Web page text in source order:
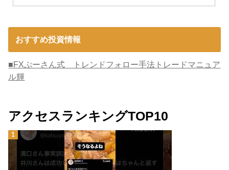
おすすめ投資情報
■FXぷーさん式 トレンドフォロー手法トレードマニュア
ル輝
アクセスランキングTOP10